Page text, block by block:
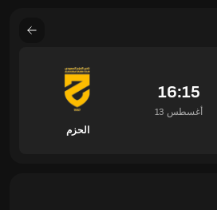
16:15
13 أغسطس
الحزم